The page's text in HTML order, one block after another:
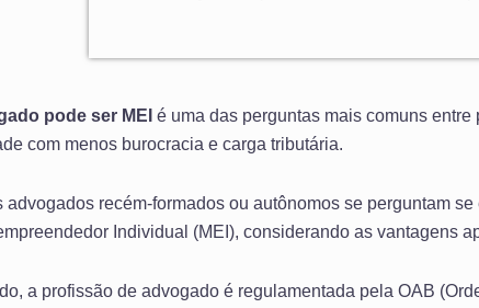
pode ser MEI é uma das perguntas mais comuns
com menos burocracia e carga tributária.
advogados recém-formados ou autônomos se perguntam
Individual (MEI), considerando as vantagens
a profissão de advogado é regulamentada pela OAB